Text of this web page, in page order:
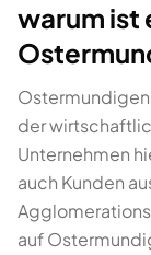
warum ist
der
Unternehmen
auch Kunden
auf